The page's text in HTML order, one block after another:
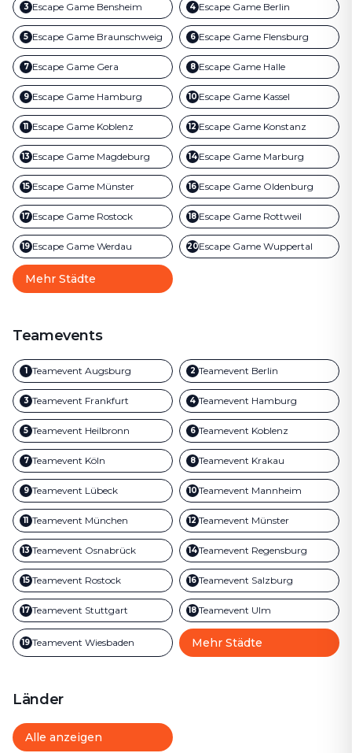
3 Escape Game Bensheim 4 Escape Game Berlin
5 Escape Game Braunschweig 6 Escape Game Flensburg
7 Escape Game Gera 8 Escape Game Halle
9 Escape Game Hamburg 10 Escape Game Kassel
11 Escape Game Koblenz 12 Escape Game Konstanz
13 Escape Game Magdeburg 14 Escape Game Marburg
15 Escape Game Münster 16 Escape Game Oldenburg
17 Escape Game Rostock 18 Escape Game Rottweil
19 Escape Game Werdau 20Escape Game Wuppertal
Mehr Städte
Teamevents
1 Teamevent Augsburg 2 Teamevent Berlin
3 Teamevent Frankfurt 4 Teamevent Hamburg
5 Teamevent Heilbronn 6 Teamevent Koblenz
7 Teamevent Köln 8 Teamevent Krakau
9 Teamevent Lübeck 10Teamevent Mannheim
11 Teamevent München 12 Teamevent Münster
13 Teamevent Osnabrück 14Teamevent Regensburg
15 Teamevent Rostock 16 Teamevent Salzburg
17 Teamevent Stuttgart 18 Teamevent Ulm
19 Teamevent Wiesbaden Mehr Städte
Länder
Alle anzeigen